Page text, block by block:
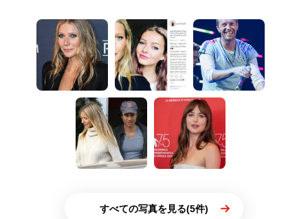
すべての写真を見る(5件)